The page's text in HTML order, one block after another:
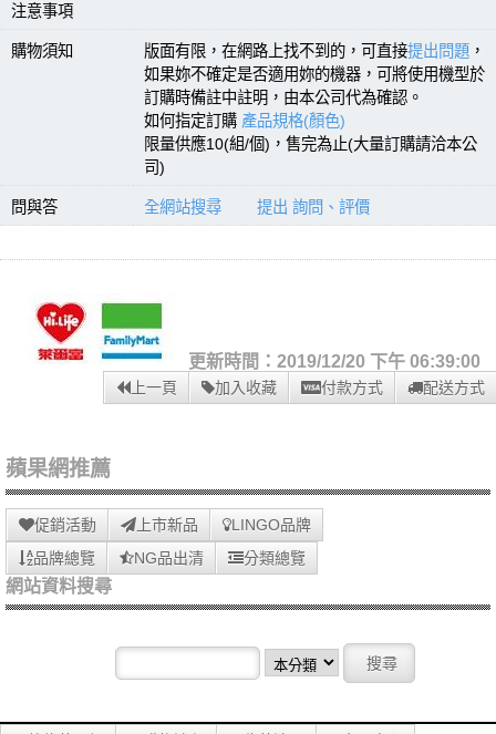
注意事項
購物須知 版面有限，在網路上找不到的，可直接提出問題 ，
如果妳不確定是否適用妳的機器，可將使用機型於
訂購時備註中註明，由本公司代為確認。
如何指定訂購 產品規格(顏色)
限量供應10(組/個)，售完為止(大量訂購請洽本公
司)
問與答 全網站搜尋 提出 詢問、評價
更新時間：2019/12/20 下午 06:39:00
上一頁 加入收藏 付款方式 配送方式
蘋果網推薦
促銷活動 上市新品
LINGO品牌
品牌總覽
NG品出清 分類總覽
網站資料搜尋